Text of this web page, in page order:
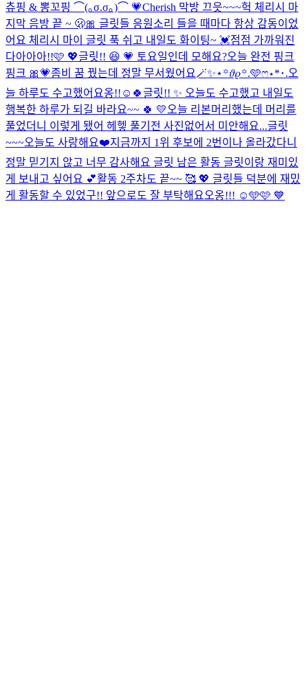
츄핑 & 뽕꼬핑 ⌒(｡σ.σ｡)⌒ 💗Cherish 막방 끄읏~~~헉 체리시 마
지막 음방 끝 ~ 🫢🎀 글릿들 응원소리 들을 때마다 항상 감동이었
어요 체리시 마이 글릿 푹 쉬고 내일도 화이팅~ 💓점점 가까워진
다아아아!!🩷 💖글릿!! 😆 💗 토요일인데 모해요?오늘 완전 핑크
핑크 🎀💗좀비 꿈 꿨는데 정말 무서웠어요 🪄︎︎✨⋆꙳𝜗𝜚꙳.‬️🩵ෆ‪⋆*･.오
늘 하루도 수고했어요옹!!☺️🍀글릿!! ✨ 오늘도 수고했고 내일도
행복한 하루가 되길 바라요~~ 🍀 💛 오늘 리본머리했는데 머리를
풀었더니 이렇게 됐어 헤헿 풀기전 사진없어서 미안해요...글릿
~~~오늘도 사랑해요❤️지금까지 1위 후보에 2번이나 올라갔다니
정말 믿기지 않고 너무 감사해요 글릿 남은 활동 글릿이랑 재미있
게 보내고 싶어요 💕활동 2주차도 끝~~ 🥰 💖 글릿들 덕분에 재밌
게 활동할 수 있었구!! 앞으로도 잘 부탁해요오옹!!! ☺️🩵🩷 💙